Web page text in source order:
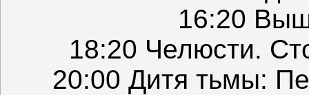
16:20
18:20 Челюсти.
20:00 Дитя тьмы: